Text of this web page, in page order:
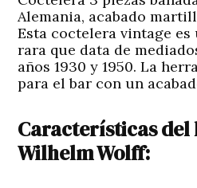
Alemania, acabado
Esta coctelera vintage
rara que data de
años 1930 y 1950. La
para el bar con un
Características del
Wilhelm Wolff: